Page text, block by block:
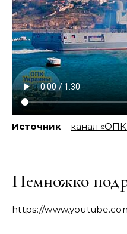
Источник – канал «ОПК
Немножко
https://